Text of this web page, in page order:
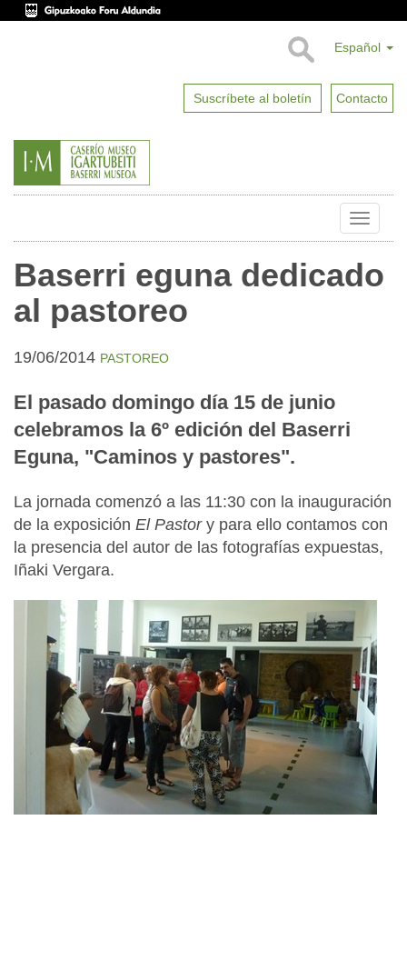
Español
Suscríbete al boletín Contacto
Toggle
Baserri eguna dedicado
al pastoreo
19/06/2014 PASTOREO
El pasado domingo día 15 de junio
celebramos la 6º edición del Baserri
Eguna, "Caminos y pastores".
La jornada comenzó a las 11:30 con la inauguración
de la exposición El Pastory para ello contamos con
la presencia del autor de las fotografías expuestas,
Iñaki Vergara.